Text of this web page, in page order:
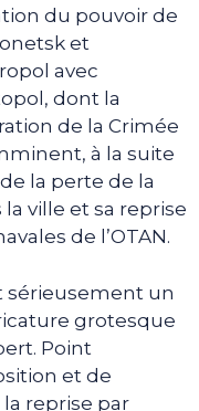
du pouvoir de
et
avec
dont la
de la Crimée
à la suite
la perte de la
ville et sa reprise
de l’OTAN.
sérieusement un
grotesque
Point
et de
reprise par